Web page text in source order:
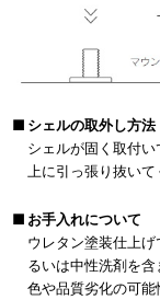
■ シェルの取外し方法
シェルが固く取付い
上に引っ張り抜いて
■ お手入れについて
ウレタン塗装仕上
るいは中性洗剤を
色や品質劣化の可